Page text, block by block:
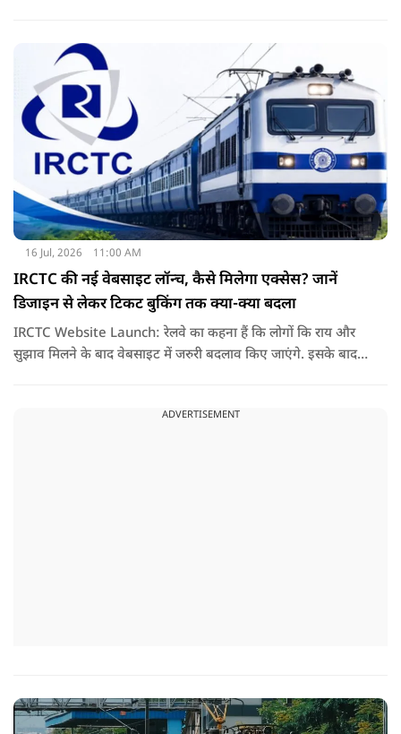
16 Jul, 2026 11:00 AM
IRCTC की नई वेबसाइट लॉन्च, कैसे मिलेगा एक्सेस? जानें
डिजाइन से लेकर टिकट बुकिंग तक क्या-क्या बदला
IRCTC Website Launch: रेलवे का कहना हैं कि लोगों कि राय और
सुझाव मिलने के बाद वेबसाइट में जरुरी बदलाव किए जाएंगे. इसके बाद
बुकिंग को पहले से ज्यादा आसान तेज और बिना परेशानी वाला बनाना हैं.
ADVERTISEMENT